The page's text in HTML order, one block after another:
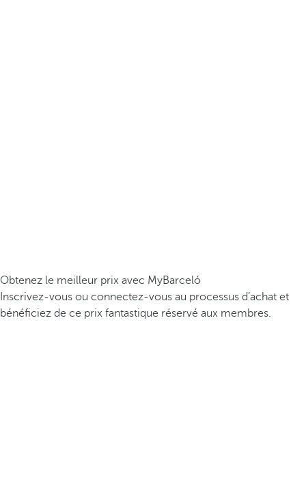
Obtenez le meilleur prix avec MyBarceló
Inscrivez-vous ou connectez-vous au processus d’achat et
bénéficiez de ce prix fantastique réservé aux membres.